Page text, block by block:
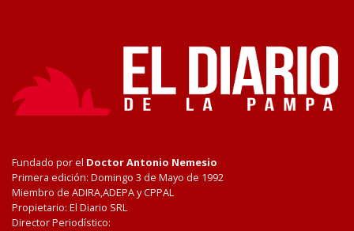
Fundado por el Doctor Antonio Nemesio
Primera edición: Domingo 3 de Mayo de 1992
Miembro de ADIRA,ADEPA y CPPAL
Propietario: El Diario SRL
Director Periodístico: